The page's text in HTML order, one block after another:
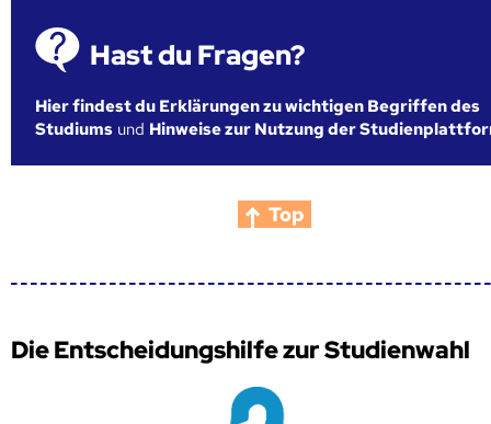
Hast du Fragen?
Hier findest du Erklärungen zu wichtigen Begriffen des
Studiums und Hinweise zur Nutzung der
Top
Die Entscheidungshilfe zur Studienwahl